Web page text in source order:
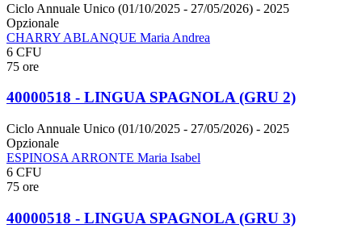
Ciclo Annuale Unico (01/10/2025 - 27/05/2026) - 2025
Opzionale
CHARRY ABLANQUE Maria Andrea
6 CFU
75 ore
40000518 - LINGUA SPAGNOLA (GRU 2)
Ciclo Annuale Unico (01/10/2025 - 27/05/2026) - 2025
Opzionale
ESPINOSA ARRONTE Maria Isabel
6 CFU
75 ore
40000518 - LINGUA SPAGNOLA (GRU 3)